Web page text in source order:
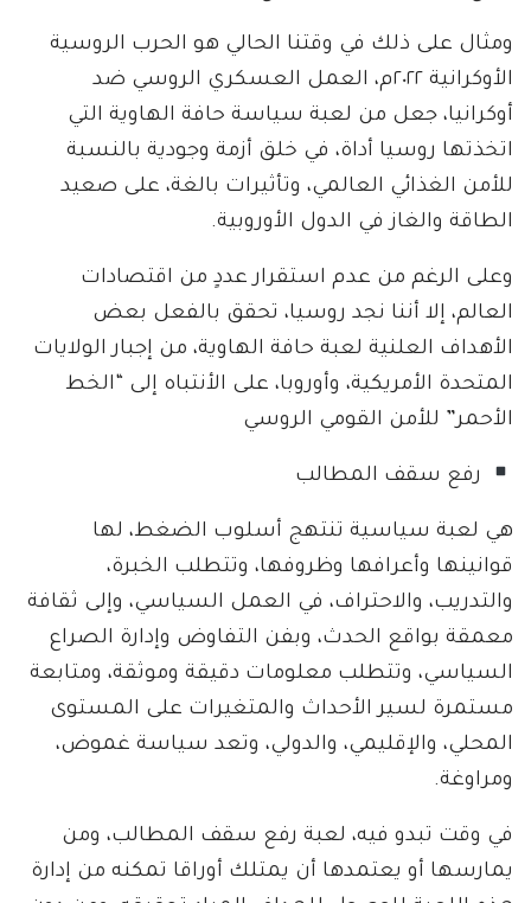
ومثال على ذلك في وقتنا الحالي هو الحرب الروسية
الأوكرانية ٢٠٢٢م، العمل العسكري الروسي ضد
أوكرانيا، جعل من لعبة سياسة حافة الهاوية التي
اتخذتها روسيا أداة، في خلق أزمة وجودية بالنسبة
للأمن الغذائي العالمي، وتأثيرات بالغة، على صعيد
الطاقة والغاز في الدول الأوروبية.
وعلى الرغم من عدم استقرار عددٍ من اقتصادات
العالم، إلا أننا نجد روسيا، تحقق بالفعل بعض
الأهداف العلنية لعبة حافة الهاوية، من إجبار الولايات
المتحدة الأمريكية، وأوروبا، على الأنتباه إلى “الخط
الأحمر” للأمن القومي الروسي
رفع سقف المطالب
هي لعبة سياسية تنتهج أسلوب الضغط، لها
قوانينها وأعرافها وظروفها، وتتطلب الخبرة،
والتدريب، والاحتراف، في العمل السياسي، وإلى ثقافة
معمقة بواقع الحدث، وبفن التفاوض وإدارة الصراع
السياسي، وتتطلب معلومات دقيقة وموثقة، ومتابعة
مستمرة لسير الأحداث والمتغيرات على المستوى
المحلي، والإقليمي، والدولي، وتعد سياسة غموض،
ومراوغة.
في وقت تبدو فيه، لعبة رفع سقف المطالب، ومن
يمارسها أو يعتمدها أن يمتلك أوراقا تمكنه من إدارة